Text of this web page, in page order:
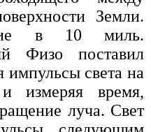
Земли.
в 10 миль.
Физо поставил
импульсы света на
измеряя время,
луча. Свет